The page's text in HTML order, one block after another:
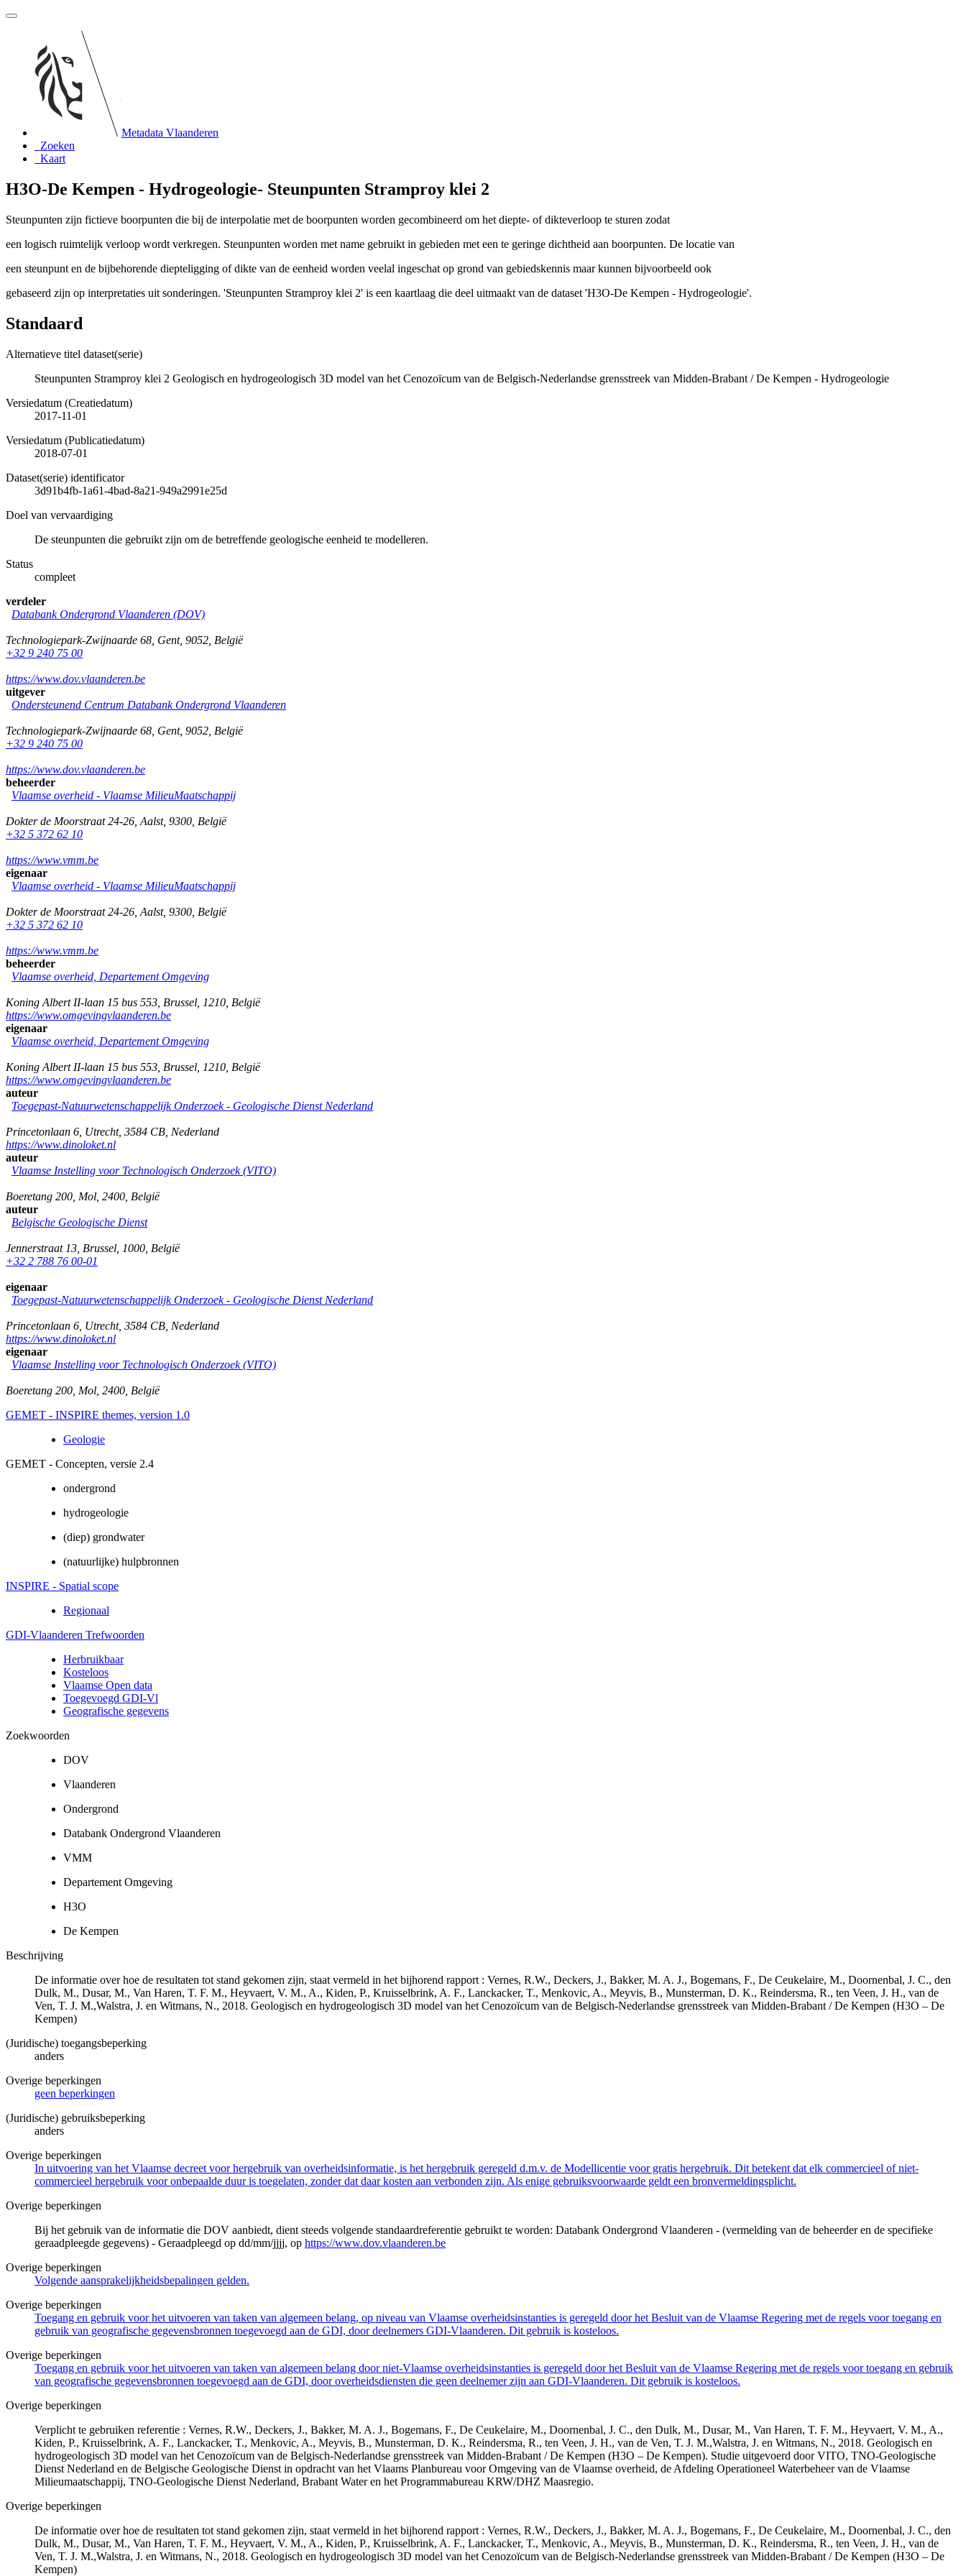
Metadata Vlaanderen
Zoeken
Kaart
H3O-De Kempen - Hydrogeologie- Steunpunten Stramproy klei 2
Steunpunten zijn fictieve boorpunten die bij de interpolatie met de boorpunten worden gecombineerd om het diepte- of dikteverloop te sturen zodat
een logisch ruimtelijk verloop wordt verkregen. Steunpunten worden met name gebruikt in gebieden met een te geringe dichtheid aan boorpunten. De locatie van
een steunpunt en de bijbehorende diepteligging of dikte van de eenheid worden veelal ingeschat op grond van gebiedskennis maar kunnen bijvoorbeeld ook
gebaseerd zijn op interpretaties uit sonderingen. 'Steunpunten Stramproy klei 2' is een kaartlaag die deel uitmaakt van de dataset 'H3O-De Kempen - Hydrogeologie'.
Standaard
Alternatieve titel dataset(serie)
Steunpunten Stramproy klei 2 Geologisch en hydrogeologisch 3D model van het Cenozoïcum van de Belgisch-Nederlandse grensstreek van Midden-Brabant / De Kempen - Hydrogeologie
Versiedatum (Creatiedatum)
2017-11-01
Versiedatum (Publicatiedatum)
2018-07-01
Dataset(serie) identificator
3d91b4fb-1a61-4bad-8a21-949a2991e25d
Doel van vervaardiging
De steunpunten die gebruikt zijn om de betreffende geologische eenheid te modelleren.
Status
compleet
verdeler
Databank Ondergrond Vlaanderen (DOV)
Technologiepark-Zwijnaarde 68 Gent, 9052 België
+32 9 240 75 00
https://www.dov.vlaanderen.be
uitgever
Ondersteunend Centrum Databank Ondergrond Vlaanderen
Technologiepark-Zwijnaarde 68 Gent, 9052 België
+32 9 240 75 00
https://www.dov.vlaanderen.be
beheerder
Vlaamse overheid - Vlaamse MilieuMaatschappij
Dokter de Moorstraat 24-26 Aalst, 9300 België
+32 5 372 62 10
https://www.vmm.be
eigenaar
Vlaamse overheid - Vlaamse MilieuMaatschappij
Dokter de Moorstraat 24-26 Aalst, 9300 België
+32 5 372 62 10
https://www.vmm.be
beheerder
Vlaamse overheid, Departement Omgeving
Koning Albert II-laan 15 bus 553 Brussel 1210 België
https://www.omgevingvlaanderen.be
eigenaar
Vlaamse overheid, Departement Omgeving
Koning Albert II-laan 15 bus 553 Brussel 1210 België
https://www.omgevingvlaanderen.be
auteur
Toegepast-Natuurwetenschappelijk Onderzoek - Geologische Dienst Nederland
Princetonlaan 6 Utrecht, 3584 CB Nederland
https://www.dinoloket.nl
auteur
Vlaamse Instelling voor Technologisch Onderzoek (VITO)
Boeretang 200 Mol 2400 België
auteur
Belgische Geologische Dienst
Jennerstraat 13 Brussel 1000 België
+32 2 788 76 00-01
eigenaar
Toegepast-Natuurwetenschappelijk Onderzoek - Geologische Dienst Nederland
Princetonlaan 6 Utrecht, 3584 CB Nederland
https://www.dinoloket.nl
eigenaar
Vlaamse Instelling voor Technologisch Onderzoek (VITO)
Boeretang 200 Mol 2400 België
GEMET - INSPIRE themes, version 1.0
Geologie
GEMET - Concepten, versie 2.4
ondergrond
hydrogeologie
(diep) grondwater
(natuurlijke) hulpbronnen
INSPIRE - Spatial scope
Regionaal
GDI-Vlaanderen Trefwoorden
Herbruikbaar
Kosteloos
Vlaamse Open data
Toegevoegd GDI-Vl
Geografische gegevens
Zoekwoorden
DOV
Vlaanderen
Ondergrond
Databank Ondergrond Vlaanderen
VMM
Departement Omgeving
H3O
De Kempen
Beschrijving
De informatie over hoe de resultaten tot stand gekomen zijn, staat vermeld in het bijhorend rapport : Vernes, R.W., Deckers, J., Bakker, M. A. J., Bogemans, F., De Ceukelaire, M., Doornenbal, J. C., den
Dulk, M., Dusar, M., Van Haren, T. F. M., Heyvaert, V. M., A., Kiden, P., Kruisselbrink, A. F., Lanckacker, T., Menkovic, A., Meyvis, B., Munsterman, D. K., Reindersma, R., ten Veen, J. H., van de
Ven, T. J. M.,Walstra, J. en Witmans, N., 2018. Geologisch en hydrogeologisch 3D model van het Cenozoïcum van de Belgisch-Nederlandse grensstreek van Midden-Brabant / De Kempen (H3O – De
Kempen)
(Juridische) toegangsbeperking
anders
Overige beperkingen
geen beperkingen
(Juridische) gebruiksbeperking
anders
Overige beperkingen
In uitvoering van het Vlaamse decreet voor hergebruik van overheidsinformatie, is het hergebruik geregeld d.m.v. de Modellicentie voor gratis hergebruik. Dit betekent dat elk commercieel of niet-
commercieel hergebruik voor onbepaalde duur is toegelaten, zonder dat daar kosten aan verbonden zijn. Als enige gebruiksvoorwaarde geldt een bronvermeldingsplicht.
Overige beperkingen
Bij het gebruik van de informatie die DOV aanbiedt, dient steeds volgende standaardreferentie gebruikt te worden: Databank Ondergrond Vlaanderen - (vermelding van de beheerder en de specifieke
geraadpleegde gegevens) - Geraadpleegd op dd/mm/jjjj, op https://www.dov.vlaanderen.be
Overige beperkingen
Volgende aansprakelijkheidsbepalingen gelden.
Overige beperkingen
Toegang en gebruik voor het uitvoeren van taken van algemeen belang, op niveau van Vlaamse overheidsinstanties is geregeld door het Besluit van de Vlaamse Regering met de regels voor toegang en
gebruik van geografische gegevensbronnen toegevoegd aan de GDI, door deelnemers GDI-Vlaanderen. Dit gebruik is kosteloos.
Overige beperkingen
Toegang en gebruik voor het uitvoeren van taken van algemeen belang door niet-Vlaamse overheidsinstanties is geregeld door het Besluit van de Vlaamse Regering met de regels voor toegang en gebruik
van geografische gegevensbronnen toegevoegd aan de GDI, door overheidsdiensten die geen deelnemer zijn aan GDI-Vlaanderen. Dit gebruik is kosteloos.
Overige beperkingen
Verplicht te gebruiken referentie : Vernes, R.W., Deckers, J., Bakker, M. A. J., Bogemans, F., De Ceukelaire, M., Doornenbal, J. C., den Dulk, M., Dusar, M., Van Haren, T. F. M., Heyvaert, V. M., A.,
Kiden, P., Kruisselbrink, A. F., Lanckacker, T., Menkovic, A., Meyvis, B., Munsterman, D. K., Reindersma, R., ten Veen, J. H., van de Ven, T. J. M.,Walstra, J. en Witmans, N., 2018. Geologisch en
hydrogeologisch 3D model van het Cenozoïcum van de Belgisch-Nederlandse grensstreek van Midden-Brabant / De Kempen (H3O – De Kempen). Studie uitgevoerd door VITO, TNO-Geologische
Dienst Nederland en de Belgische Geologische Dienst in opdracht van het Vlaams Planbureau voor Omgeving van de Vlaamse overheid, de Afdeling Operationeel Waterbeheer van de Vlaamse
Milieumaatschappij, TNO-Geologische Dienst Nederland, Brabant Water en het Programmabureau KRW/DHZ Maasregio.
Overige beperkingen
De informatie over hoe de resultaten tot stand gekomen zijn, staat vermeld in het bijhorend rapport : Vernes, R.W., Deckers, J., Bakker, M. A. J., Bogemans, F., De Ceukelaire, M., Doornenbal, J. C., den
Dulk, M., Dusar, M., Van Haren, T. F. M., Heyvaert, V. M., A., Kiden, P., Kruisselbrink, A. F., Lanckacker, T., Menkovic, A., Meyvis, B., Munsterman, D. K., Reindersma, R., ten Veen, J. H., van de
Ven, T. J. M.,Walstra, J. en Witmans, N., 2018. Geologisch en hydrogeologisch 3D model van het Cenozoïcum van de Belgisch-Nederlandse grensstreek van Midden-Brabant / De Kempen (H3O – De
Kempen)